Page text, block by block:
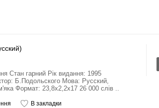
Стан гарний Рік видання: 1995
Б.Подольского Мова: Руcский,
Формат: 23,8x2,2x17 26 000 слів ..
В закладки